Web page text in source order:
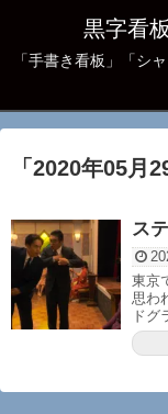
黒字看
「手書き看板」「シ
「 2020年05月
ス
東京
思わ
ドグ